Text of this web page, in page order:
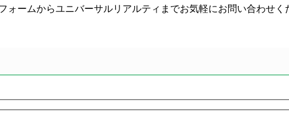
ォームからユニバーサルリアルティまでお気軽にお問い合わせく